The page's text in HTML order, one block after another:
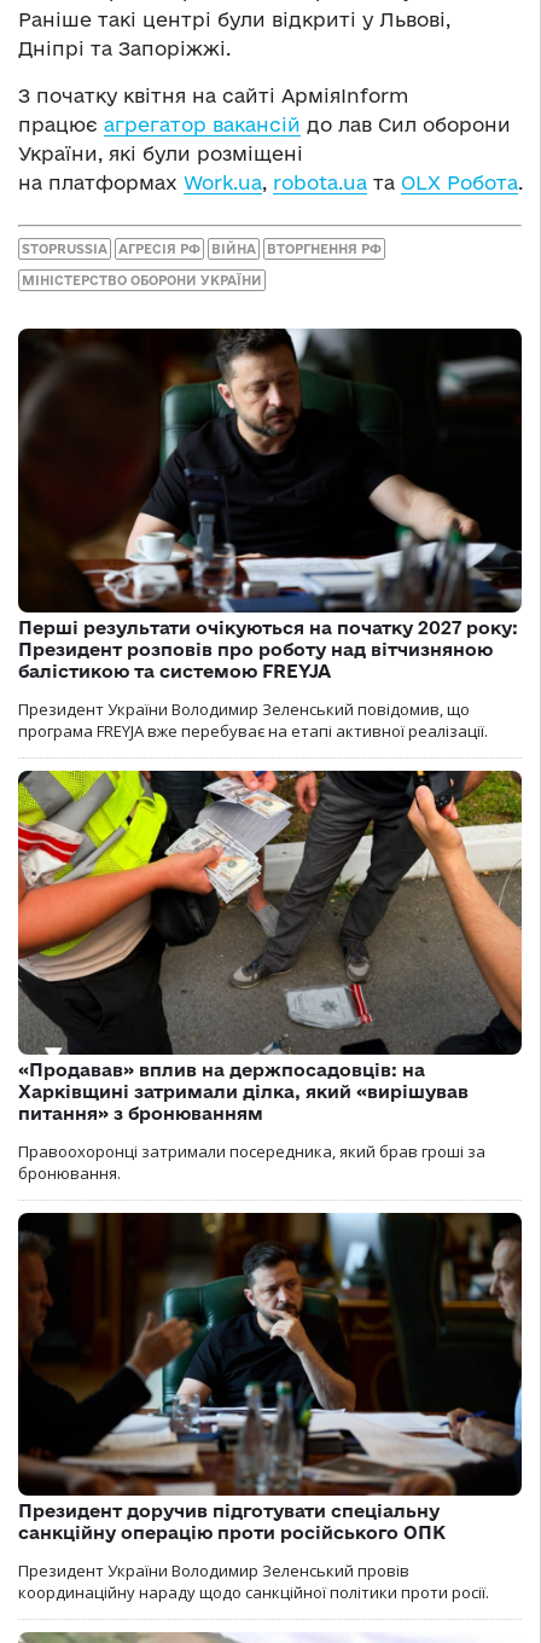
Раніше такі центрі були відкриті у Львові,
Дніпрі та Запоріжжі.
З початку квітня на сайті АрміяInform
працює агрегатор вакансій до лав Сил оборони
України, які були розміщені
на платформах Work.ua, robota.ua та OLX Робота.
STOPRUSSIA АГРЕСІЯ РФ ВІЙНА ВТОРГНЕННЯ РФ
МІНІСТЕРСТВО ОБОРОНИ УКРАЇНИ
Перші результати очікуються на початку 2027 року:
Президент розповів про роботу над вітчизняною
балістикою та системою FREYJA
Президент України Володимир Зеленський повідомив, що
програма FREYJA вже перебуває на етапі активної реалізації.
«Продавав» вплив на держпосадовців: на
Харківщині затримали ділка, який «вирішував
питання» з бронюванням
Правоохоронці затримали посередника, який брав гроші за
бронювання.
Президент доручив підготувати спеціальну
санкційну операцію проти російського ОПК
Президент України Володимир Зеленський провів
координаційну нараду щодо санкційної політики проти росії.